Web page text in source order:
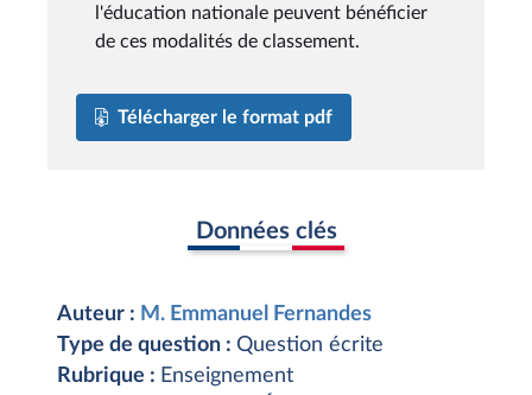
l'éducation nationale peuvent bénéficier
de ces modalités de classement.
Télécharger le format pdf
Données clés
Auteur : M. Emmanuel Fernandes
Type de question : Question écrite
Rubrique : Enseignement